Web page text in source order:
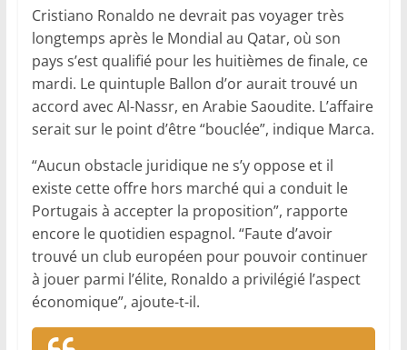
Cristiano Ronaldo ne devrait pas voyager très
longtemps après le Mondial au Qatar, où son
pays s’est qualifié pour les huitièmes de finale, ce
mardi. Le quintuple Ballon d’or aurait trouvé un
accord avec Al-Nassr, en Arabie Saoudite. L’affaire
serait sur le point d’être “bouclée”, indique Marca.
“Aucun obstacle juridique ne s’y oppose et il
existe cette offre hors marché qui a conduit le
Portugais à accepter la proposition”, rapporte
encore le quotidien espagnol. “Faute d’avoir
trouvé un club européen pour pouvoir continuer
à jouer parmi l’élite, Ronaldo a privilégié l’aspect
économique”, ajoute-t-il.